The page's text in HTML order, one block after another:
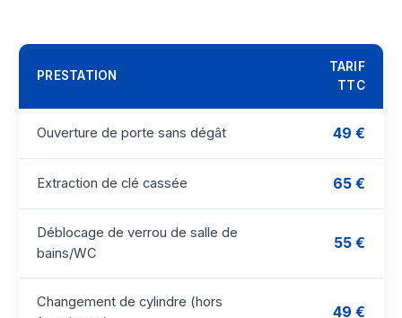
PRESTATION
TARIF
TTC
Ouverture de porte sans dégât 49 €
Extraction de clé cassée 65 €
Déblocage de verrou de salle de
bains/WC
55 €
Changement de cylindre (hors
49 €